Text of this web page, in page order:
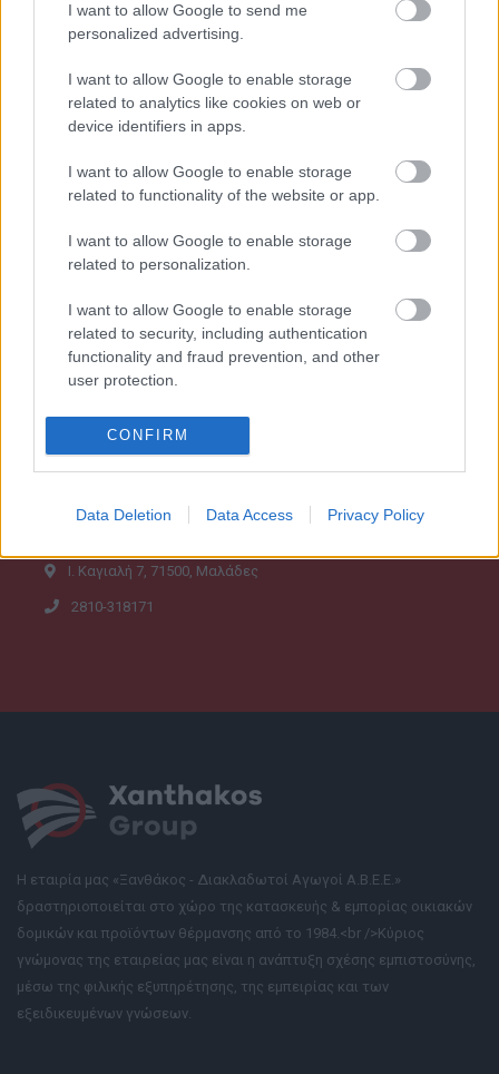
I want to allow Google to send me
personalized advertising.
I want to allow Google to enable storage
related to analytics like cookies on web or
device identifiers in apps.
I want to allow Google to enable storage
related to functionality of the website or app.
I want to allow Google to enable storage
related to personalization.
I want to allow Google to enable storage
related to security, including authentication
functionality and fraud prevention, and other
user protection.
CONFIRM
Data Deletion Data Access Privacy Policy
ΕΛΕΥΣΙΝΑ
210-5561356
Ι. Καγιαλή 7, 71500, Μαλάδες
2810-318171
Η εταιρία μας «Ξανθάκος - Διακλαδωτοί Αγωγοί Α.Β.Ε.Ε.»
δραστηριοποιείται στο χώρο της κατασκευής & εμπορίας οικιακών
δομικών και προϊόντων θέρμανσης από το 1984.<br />Κύριος
γνώμονας της εταιρείας μας είναι η ανάπτυξη σχέσης εμπιστοσύνης,
μέσω της φιλικής εξυπηρέτησης, της εμπειρίας και των
εξειδικευμένων γνώσεων.